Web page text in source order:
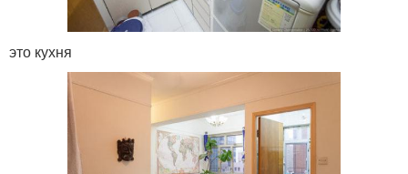
это кухня